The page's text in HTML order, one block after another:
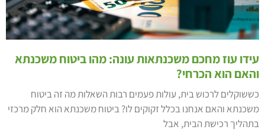
עוז מחכם משכנתאות עונה: מהו ביטוח משכנתא
הוא הכרחי?
לרכוש בית, עולות פעמים רבות השאלות מה זה ביטוח
והאם אנחנו בכלל זקוקים לו? ביטוח משכנתא הוא חלק מרכזי
רכישת הבית, אבל